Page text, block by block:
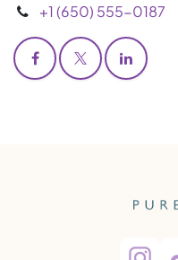
+1 (650) 555-0187